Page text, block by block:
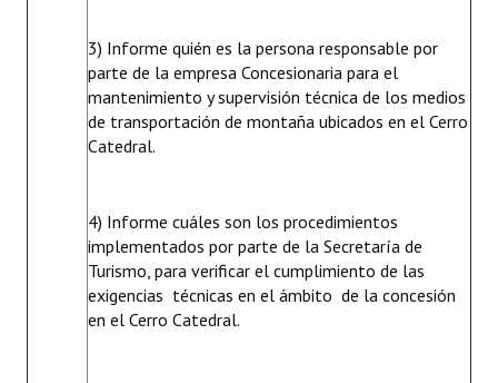
3) Informe quién es la persona responsable por
parte de la empresa Concesionaria para el
mantenimiento y supervisión técnica de los medios
de transportación de montaña ubicados en el Cerro
Catedral.
4) Informe cuáles son los procedimientos
implementados por parte de la Secretaría de
Turismo, para verificar el cumplimiento de las
exigencias técnicas en el ámbito de la concesión
en el Cerro Catedral.